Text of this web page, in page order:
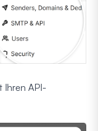
Ihren API-